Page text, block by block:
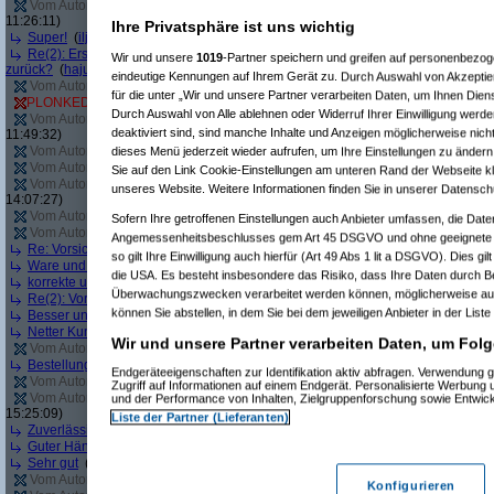
Vom Autor zurückgezogen oder Autor hat seine Registrierung nicht bestätigt
11:26:11)
Super! (iljaa
am 10.05.2012, 13:18:23)
Re(2): Erst angebliche Lagerware nicht liefern, dann falsche Ware liefern -
zurück? (hajuq
am 11.05.2012, 09:01:26)
Vom Autor zurückgezogen oder Autor hat seine Registrierung nicht bestätigt(
PLONKED vonsleepyhead: User reagiert nicht auf Anfragen von Geizhals(
Vom Autor zurückgezogen oder Autor hat seine Registrierung nicht bestätigt(
11:49:32)
Vom Autor zurückgezogen oder Autor hat seine Registrierung nicht bestätigt(
Vom Autor zurückgezogen oder Autor hat seine Registrierung nicht bestätigt(
Vom Autor zurückgezogen oder Autor hat seine Registrierung nicht bestätigt(
14:07:27)
Vom Autor zurückgezogen oder Autor hat seine Registrierung nicht bestätigt(
Vom Autor zurückgezogen oder Autor hat seine Registrierung nicht bestätigt(
Re: Vorsicht bei diesem Händler
Jacob Elektronikam 04.06.2012, 16:07:05)
Ware und Preis top, aber Lieferung verbesserungswürdig ( pjt-foto am
korrekte und schnelle Abwicklung der Bestellung (WilhelmS am 05.06.2012,
Re(2): Vorsicht bei diesem Händler(windy112 am 08.06.2012, 11:00:31)
Besser und schneller geht nicht!(Irina Demskaya @FBam 12.06.2012,
Netter Kundenservice, superschnelle Lieferung
Vom Autor zurückgezogen oder Autor hat seine Registrierung nicht bestätigt(
Bestellung einfach storniert
Trashbuster4458
am 13.06.2012, 14:29:12)
Vom Autor zurückgezogen oder Autor hat seine Registrierung nicht bestätigt(
Vom Autor zurückgezogen oder Autor hat seine Registrierung nicht bestätigt(
15:25:09)
Zuverlässig und freundlich(Intel Fanboyam 20.06.2012, 15:41:38)
Guter Händler
Sehr gut (
Vom Autor zurückgezogen oder Autor hat seine Registrierung nicht bestätigt
Ihre Privatsphäre ist uns wichtig
Wir und unsere 1019-Partner speichern und greifen auf
eindeutige Kennungen auf Ihrem Gerät zu. Durch Auswahl von
für die unter „Wir und unsere Partner verarbeiten Daten, um Ihnen
Durch Auswahl von Alle ablehnen oder Widerruf Ihrer Einwilligung
deaktiviert sind, sind manche Inhalte und Anzeigen möglicherweise
dieses Menü jederzeit wieder aufrufen, um Ihre Einstellungen zu
Sie auf den Link Cookie-Einstellungen am unteren Rand der Webseite
unseres Website. Weitere Informationen finden Sie in unserer
Sofern Ihre getroffenen Einstellungen auch Anbieter umfassen, die
Angemessenheitsbeschlusses gem Art 45 DSGVO und ohne
so gilt Ihre Einwilligung auch hierfür (Art 49 Abs 1 lit a DSGVO). Dies
die USA. Es besteht insbesondere das Risiko, dass Ihre Daten durch
Überwachungszwecken verarbeitet werden können, möglicherweise
können Sie abstellen, in dem Sie bei dem jeweiligen Anbieter in der
Wir und unsere Partner verarbeiten Daten, um
Endgeräteeigenschaften zur Identifikation aktiv abfragen. Verwendung
Zugriff auf Informationen auf einem Endgerät. Personalisierte Werbung
und der Performance von Inhalten, Zielgruppenforschung sowie
Liste der Partner (Lieferanten)
Konfigurieren